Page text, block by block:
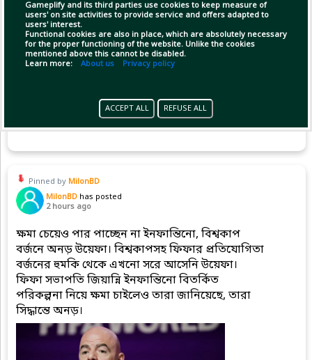
Gameplify and its third parties use cookies to keep measure of
users' on site activities to provide service and offers adapted to
users' interest.
Functional cookies are also in place, which are absolutely necessary
for the proper functioning of the website. Unlike the cookies
mentioned above this cannot be disabled.
Learn more: About us Privacy policy
ACCEPT ALL REFUSE ALL
Open
Pinned by MilonBD
MilonBD has posted
2 hours ago
ক্ষমা চেয়েও পার পাচ্ছেন না ইনফান্তিনো, বিশ্বকাপ
বর্জনে অনড় উয়েফা। বিশ্বকাপসহ ফিফার প্রতিযোগিতা
বর্জনের হুমকি থেকে এখনো সরে আসেনি উয়েফা।
ফিফা সভাপতি জিয়ান্নি ইনফান্তিনো বিতর্কিত
পরিকল্পনা নিয়ে ক্ষমা চাইলেও তারা জানিয়েছে, তারা
সিদ্ধান্তে অনড়।